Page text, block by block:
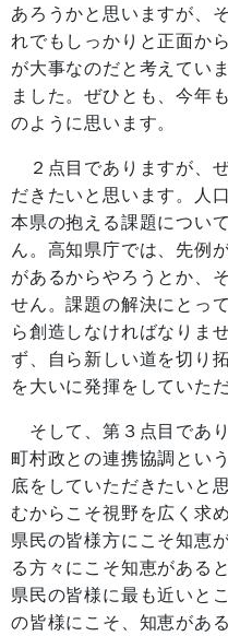
あろうかと思いますが、
れでもしっかりと正面か
が大事なのだと考えてい
ました。ぜひとも、今年
のように思います。
２点目でありますが、
だきたいと思います。人
本県の抱える課題につい
ん。高知県庁では、先例
があるからやろうとか、
せん。課題の解決にとっ
ら創造しなければなりま
ず、自ら新しい道を切り
を大いに発揮をしていた
そして、第３点目であ
町村政との連携協調とい
底をしていただきたいと
むからこそ視野を広く求
県民の皆様方にこそ知恵
る方々にこそ知恵がある
県民の皆様に最も近いと
の皆様にこそ、知恵があ